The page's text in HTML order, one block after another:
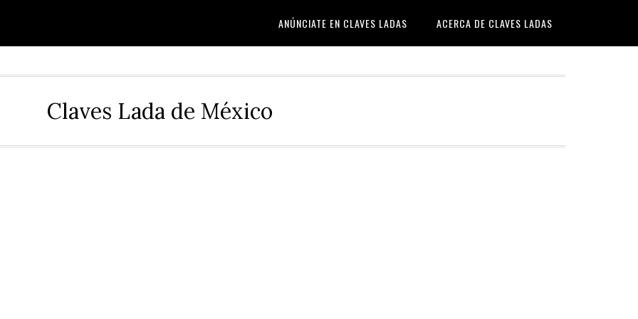
ANÚNCIATE EN CLAVES LADAS ACERCA DE CLAVES LADAS
Claves Lada de México